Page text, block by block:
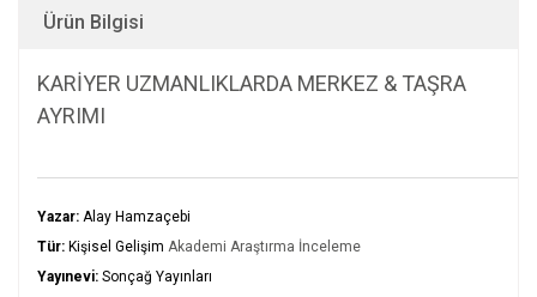
Ürün Bilgisi
KARİYER UZMANLIKLARDA MERKEZ & TAŞRA
AYRIMI
Yazar: Alay Hamzaçebi
Tür: Kişisel Gelişim Akademi Araştırma İnceleme
Yayınevi: Sonçağ Yayınları